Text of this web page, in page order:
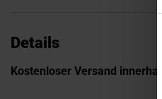
Details
Kostenloser Versand